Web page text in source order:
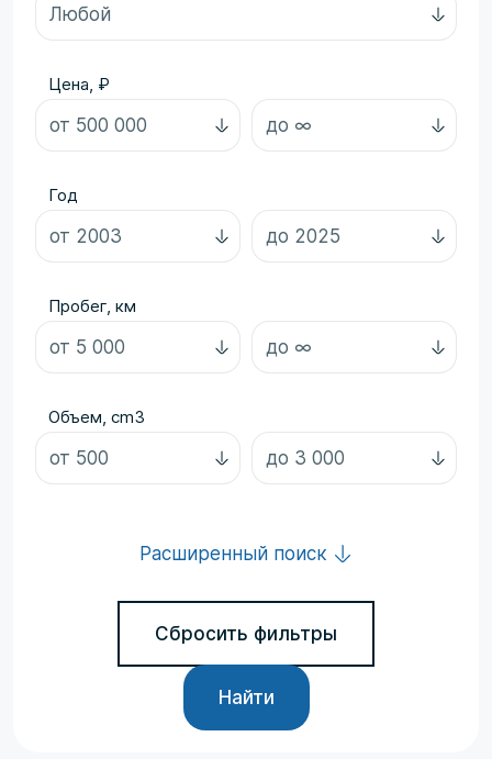
Цена, ₽
Год
Пробег, км
Объем, cm3
Расширенный поиск
Сбросить фильтры
Найти